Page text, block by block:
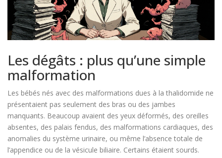
Les dégâts : plus qu’une simple
malformation
Les bébés nés avec des malformations dues à la thalidomide ne
présentaient pas seulement des bras ou des jambes
manquants. Beaucoup avaient des yeux déformés, des oreilles
absentes, des palais fendus, des malformations cardiaques, des
anomalies du système urinaire, ou même l’absence totale de
l’appendice ou de la vésicule biliaire. Certains étaient sourds.